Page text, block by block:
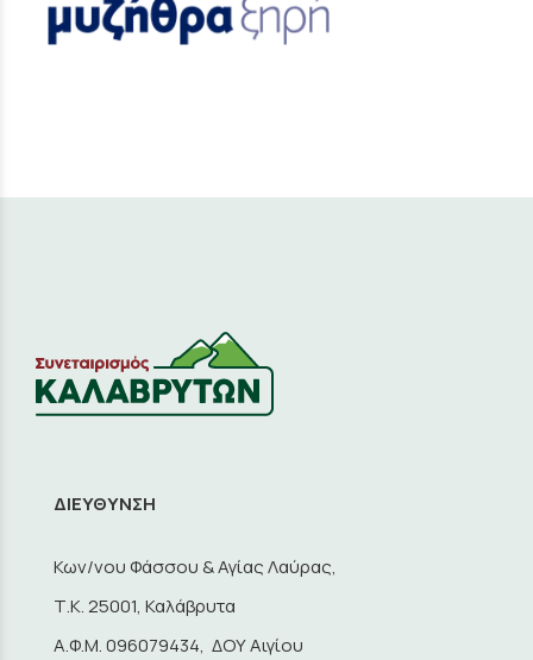
ΔΙΕΥΘΥΝΣΗ
Κων/νου Φάσσου & Αγίας Λαύρας,
Τ.Κ. 25001, Καλάβρυτα
A.Φ.Μ. 096079434, ΔΟΥ Αιγίου